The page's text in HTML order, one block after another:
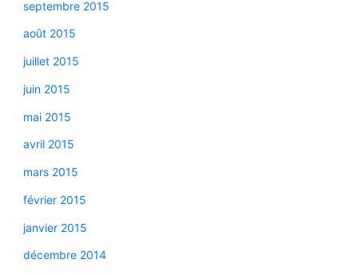
septembre 2015
août 2015
juillet 2015
juin 2015
mai 2015
avril 2015
mars 2015
février 2015
janvier 2015
décembre 2014